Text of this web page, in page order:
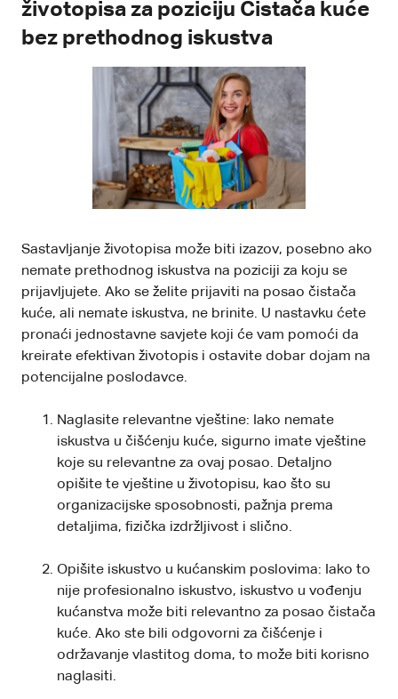
životopisa za poziciju Čistača kuće
bez prethodnog iskustva
Sastavljanje životopisa može biti izazov, posebno ako
nemate prethodnog iskustva na poziciji za koju se
prijavljujete. Ako se želite prijaviti na posao čistača
kuće, ali nemate iskustva, ne brinite. U nastavku ćete
pronaći jednostavne savjete koji će vam pomoći da
kreirate efektivan životopis i ostavite dobar dojam na
potencijalne poslodavce.
Naglasite relevantne vještine: Iako nemate
iskustva u čišćenju kuće, sigurno imate vještine
koje su relevantne za ovaj posao. Detaljno
opišite te vještine u životopisu, kao što su
organizacijske sposobnosti, pažnja prema
detaljima, fizička izdržljivost i slično.
Opišite iskustvo u kućanskim poslovima: Iako to
nije profesionalno iskustvo, iskustvo u vođenju
kućanstva može biti relevantno za posao čistača
kuće. Ako ste bili odgovorni za čišćenje i
održavanje vlastitog doma, to može biti korisno
naglasiti.